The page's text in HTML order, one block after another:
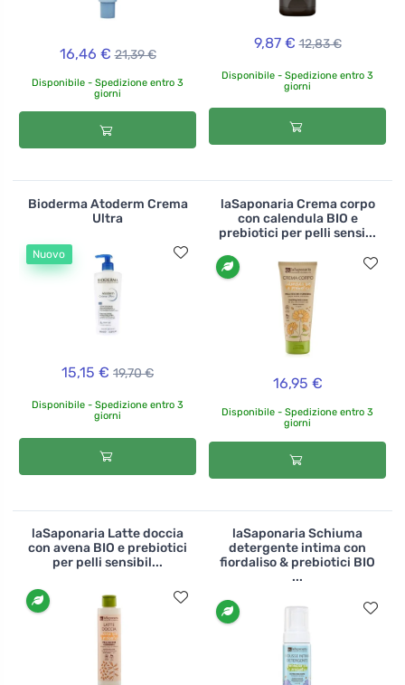
16,46 € 21,39 €
Disponibile - Spedizione entro 3
giorni
9,87 € 12,83 €
Disponibile - Spedizione entro 3
giorni
Bioderma Atoderm Crema
Ultra
Nuovo
15,15 € 19,70 €
Disponibile - Spedizione entro 3
giorni
laSaponaria Crema corpo
con calendula BIO e
prebiotici per pelli sensi...
16,95 €
Disponibile - Spedizione entro 3
giorni
laSaponaria Latte doccia
con avena BIO e prebiotici
per pelli sensibil...
laSaponaria Schiuma
detergente intima con
fiordaliso & prebiotici BIO
...